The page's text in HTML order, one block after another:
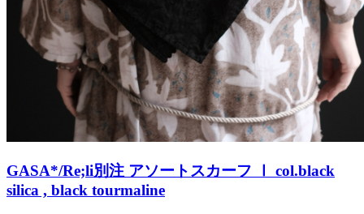
GASA*/Re;li別注 アソートスカーフ Ⅰ col.black
silica , black tourmaline